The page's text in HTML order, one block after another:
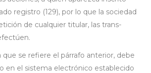
registro (129), por lo que la sociedad
de cualquier titular, las trans-
que se refiere el párrafo anterior, debe
en el sistema electrónico establecido